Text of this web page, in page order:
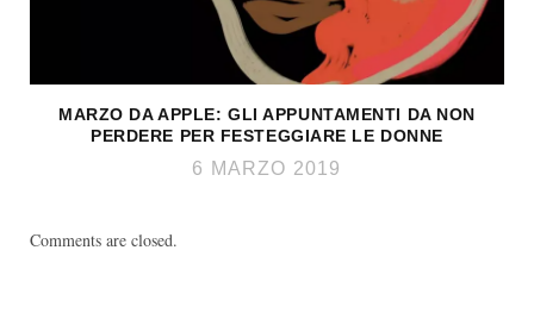
MARZO DA APPLE: GLI APPUNTAMENTI DA NON
PERDERE PER FESTEGGIARE LE DONNE
6 MARZO 2019
Comments are closed.